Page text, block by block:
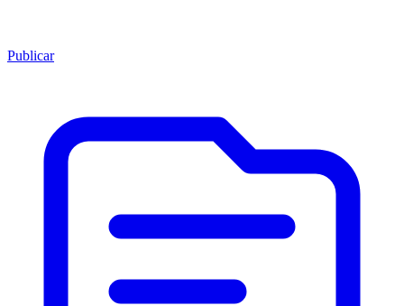
Publicar